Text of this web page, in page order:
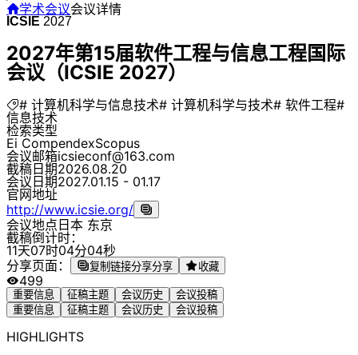
学术会议会议详情
ICSIE 2027
2027年第15届软件工程与信息工程国际
会议（ICSIE 2027）
# 计算机科学与信息技术# 计算机科学与技术# 软件工程#
信息技术
检索类型
Ei CompendexScopus
会议邮箱icsieconf@163.com
截稿日期2026.08.20
会议日期2027.01.15 - 01.17
官网地址
http://www.icsie.org/
会议地点日本 东京
截稿倒计时：
11天07时04分04秒
分享页面：
复制链接分享分享 收藏
499
重要信息 征稿主题 会议历史
会议投稿
重要信息
征稿主题 会议历史 会议投稿
HIGHLIGHTS